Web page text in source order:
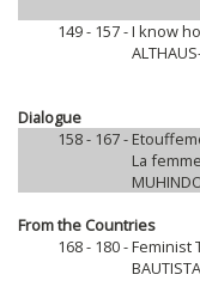
149 - 157 -I know
Dialogue
158 - 167 -
La
From the Countries
168 - 180 -Feminist